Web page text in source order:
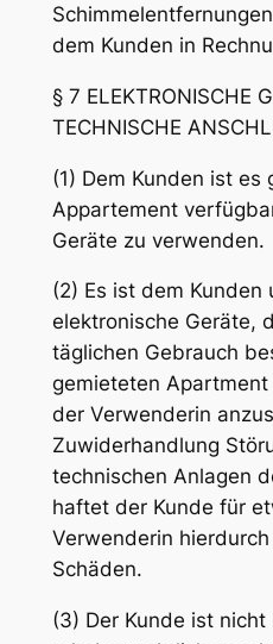
dem Kunden in
§ 7 ELEKTRONISCHE
TECHNISCHE
(1) Dem Kunden ist
Appartement
Geräte zu verwenden.
(2) Es ist dem Kunden
elektronische Geräte,
täglichen Gebrauch
gemieteten
der Verwenderin
Zuwiderhandlung
technischen Anlagen
haftet der Kunde für
Verwenderin
Schäden.
(3) Der Kunde ist